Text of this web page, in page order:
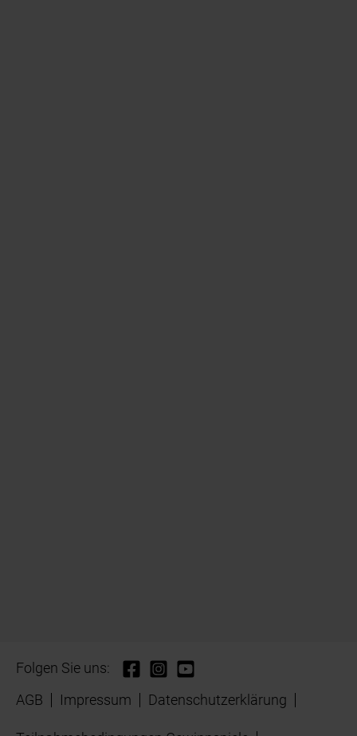
Folgen Sie uns:
AGB
Impressum Datenschutzerklärung